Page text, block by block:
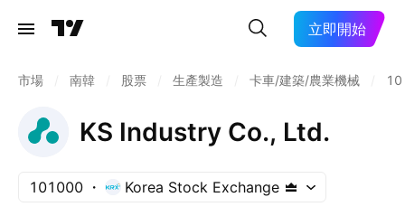
立即開始
市場 南韓 股票 生產製造 卡車/建築/農業機械
KS Industry Co., Ltd.
101000 Korea Stock Exchange